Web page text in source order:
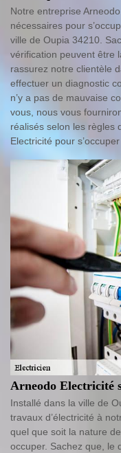
Notre entreprise
nécessaires pour
ville de Oupia 34210.
vérification peuvent être
rassurez notre clientèle
effectuer un diagnostic
n’y a pas de mauvaise
vous, nous vous
réalisés selon les règles
Electricité pour
Arneodo Electricité
Installé dans la ville de
travaux d’électricité à
quel que soit la nature
occuper. Sachez que, le